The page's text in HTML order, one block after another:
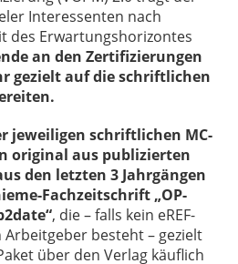
Interessenten nach
des Erwartungshorizontes
an den Zertifizierungen
gezielt auf die schriftlichen
jeweiligen schriftlichen MC-
original aus publizierten
den letzten 3 Jahrgängen
Fachzeitschrift „OP-
, die – falls kein eREF-
besteht – gezielt
über den Verlag käuflich